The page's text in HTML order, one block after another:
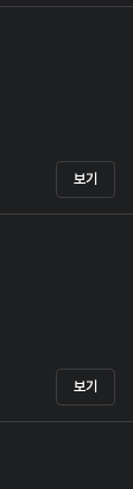
보기
보기